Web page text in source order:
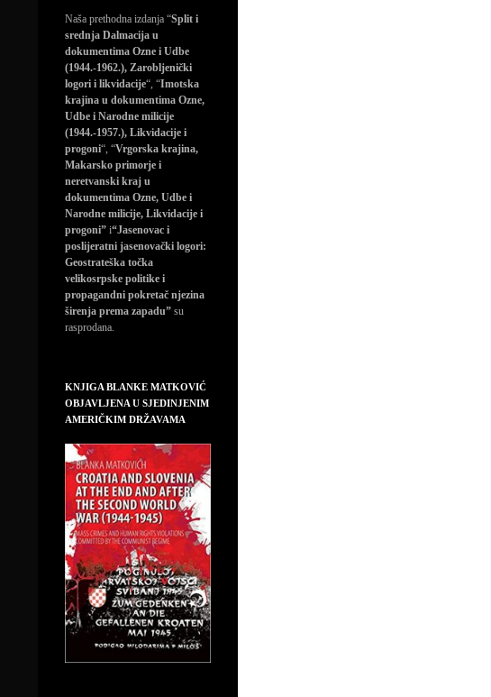
Naša prethodna izdanja “Split i
srednja Dalmacija u
dokumentima Ozne i Udbe
(1944.-1962.), Zarobljenički
logori i likvidacije“, “Imotska
krajina u dokumentima Ozne,
Udbe i Narodne milicije
(1944.-1957.), Likvidacije i
progoni“, “Vrgorska krajina,
Makarsko primorje i
neretvanski kraj u
dokumentima Ozne, Udbe i
Narodne milicije, Likvidacije i
progoni” i“Jasenovac i
poslijeratni jasenovački logori:
Geostrateška točka
velikosrpske politike i
propagandni pokretač njezina
širenja prema zapadu” su
rasprodana.
KNJIGA BLANKE MATKOVIĆ
OBJAVLJENA U SJEDINJENIM
AMERIČKIM DRŽAVAMA